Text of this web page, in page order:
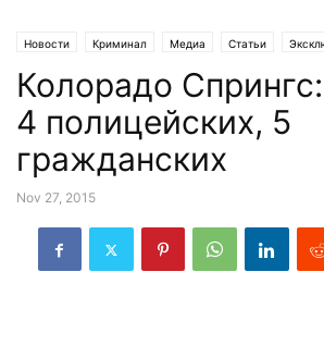
Новости Криминал Медиа Статьи
Колорадо
4 полицейских, 5
гражданских
Nov 27, 2015